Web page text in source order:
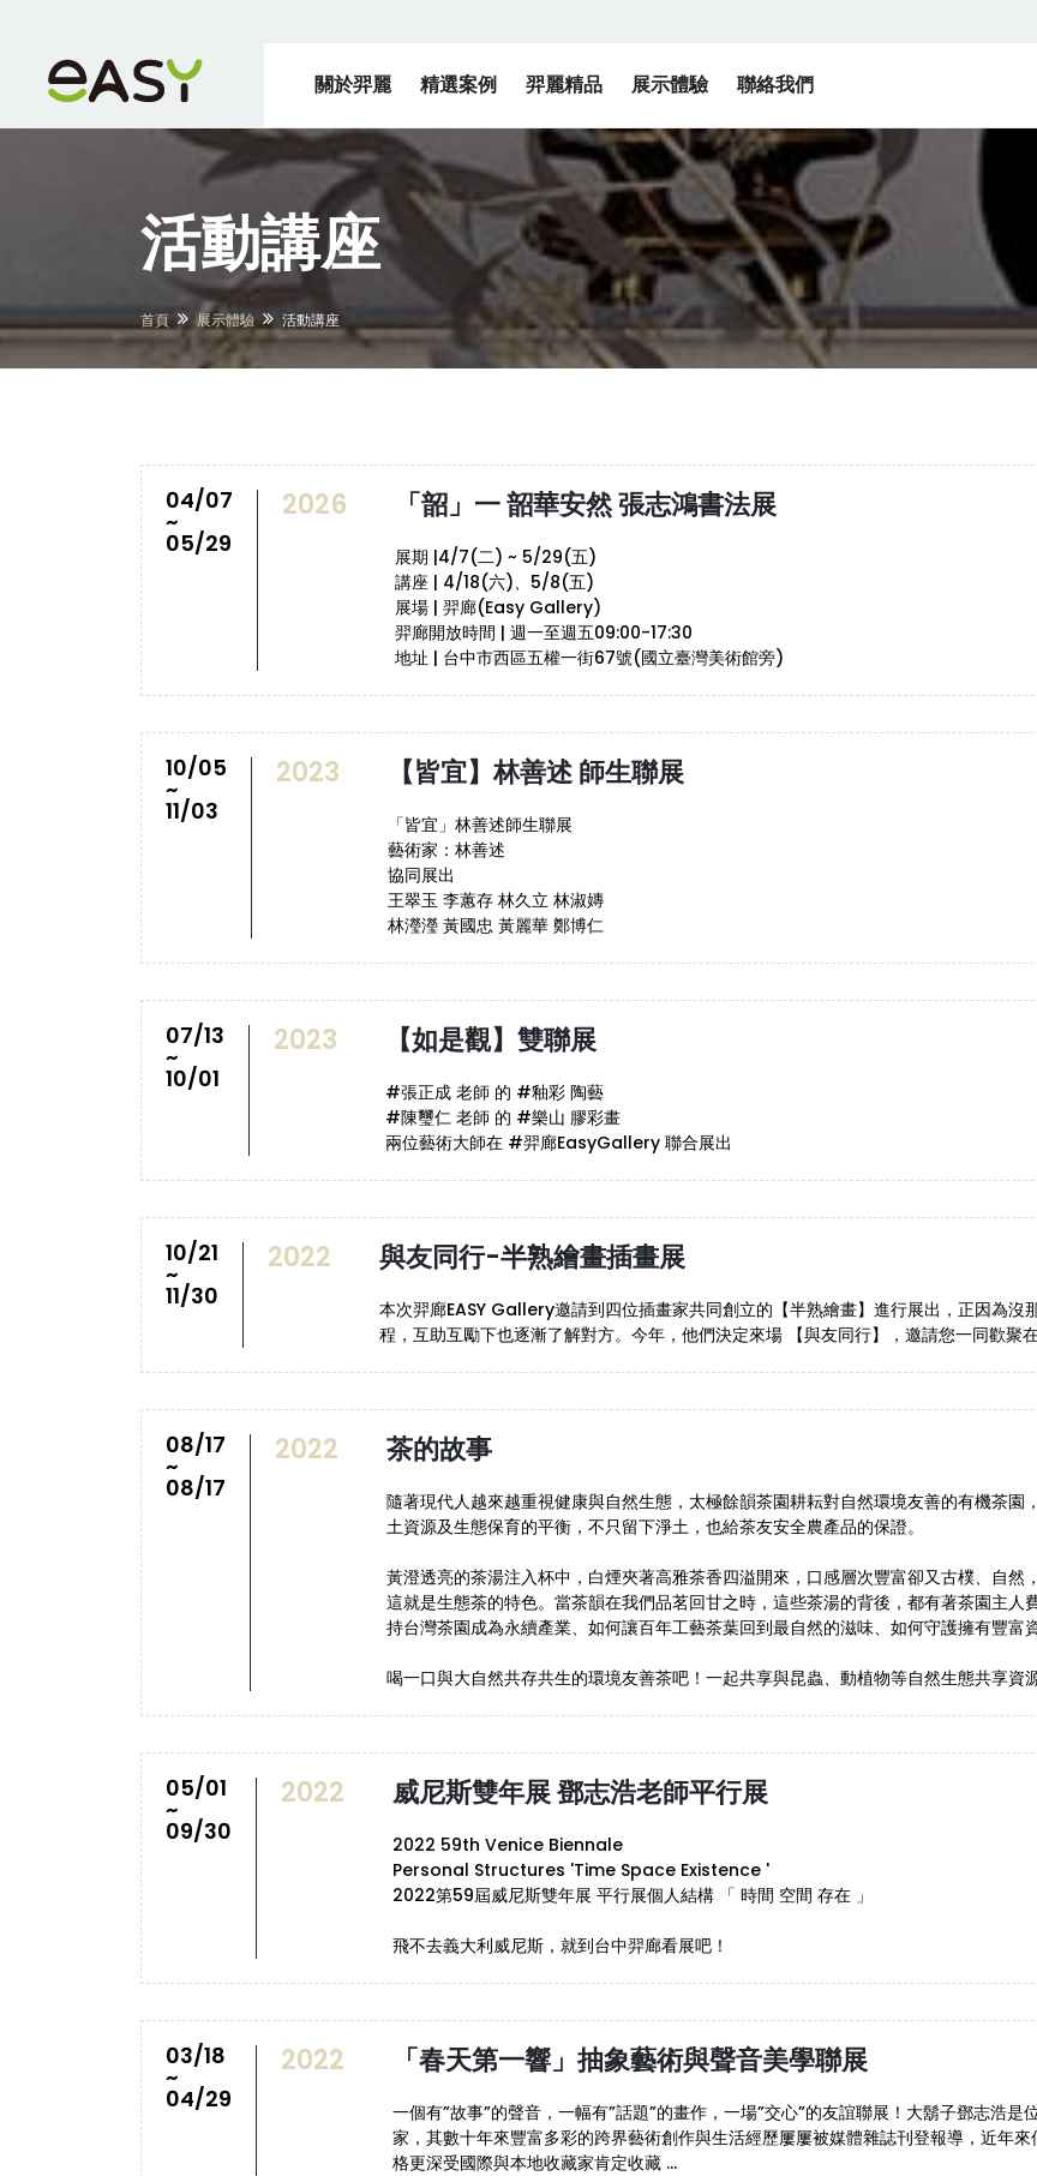
關於羿麗 精選案例 羿麗精品 展示體驗 聯絡我們
活動講座
首頁 展示體驗 活動講座
04/07
~
05/29
2026 「韶」一 韶華安然 張志鴻書法展
展期 |4/7(二) ~ 5/29(五)
講座 | 4/18(六)、5/8(五)
展場 | 羿廊(Easy Gallery)
羿廊開放時間 | 週一至週五09:00-17:30
地址 | 台中市西區五權一街67號(國立臺灣美術館旁)
10/05
~
11/03
2023 【皆宜】林善述 師生聯展
「皆宜」林善述師生聯展
藝術家：林善述
協同展出
王翠玉 李蕙存 林久立 林淑嫥
林瀅瀅 黃國忠 黃麗華 鄭博仁
07/13
~
10/01
2023 【如是觀】雙聯展
#張正成 老師 的 #釉彩 陶藝
#陳璽仁 老師 的 #樂山 膠彩畫
兩位藝術大師在 #羿廊EasyGallery 聯合展出
10/21
~
11/30
2022 與友同行-半熟繪畫插畫展
本次羿廊EASY Gallery邀請到四位插畫家共同創立的【半熟繪畫】進行展出，正因為沒
程，互助互勵下也逐漸了解對方。今年，他們決定來場 【與友同行】，邀請您一同歡聚
08/17
~
08/17
2022 茶的故事
隨著現代人越來越重視健康與自然生態，太極餘韻茶園耕耘對自然環境友善的有機茶
土資源及生態保育的平衡，不只留下淨土，也給茶友安全農產品的保證。
黃澄透亮的茶湯注入杯中，白煙夾著高雅茶香四溢開來，口感層次豐富卻又古樸、自然
這就是生態茶的特色。當茶韻在我們品茗回甘之時，這些茶湯的背後，都有著茶園主
持台灣茶園成為永續產業、如何讓百年工藝茶葉回到最自然的滋味、如何守護擁有豐富
喝一口與大自然共存共生的環境友善茶吧！一起共享與昆蟲、動植物等自然生態共享資
05/01
~
09/30
2022 威尼斯雙年展 鄧志浩老師平行展
2022 59th Venice Biennale
Personal Structures 'Time Space Existence '
2022第59屆威尼斯雙年展 平行展個人結構 「 時間 空間 存在 」
飛不去義大利威尼斯，就到台中羿廊看展吧！
03/18
~
04/29
2022 「春天第一響」抽象藝術與聲音美學聯展
一個有”故事”的聲音，一幅有”話題”的畫作，一場”交心”的友誼聯展！大鬍子鄧志浩
家，其數十年來豐富多彩的跨界藝術創作與生活經歷屢屢被媒體雜誌刊登報導，近年
格更深受國際與本地收藏家肯定收藏 ...